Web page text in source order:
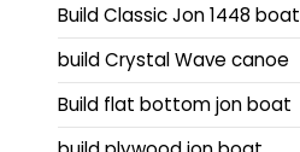
Build Classic Jon 1448 boat
build Crystal Wave canoe
Build flat bottom jon boat